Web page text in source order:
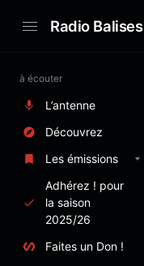
Radio Balises
à écouter
L’antenne
Découvrez
Les émissions
Adhérez ! pour
la saison
2025/26
Faites un Don !